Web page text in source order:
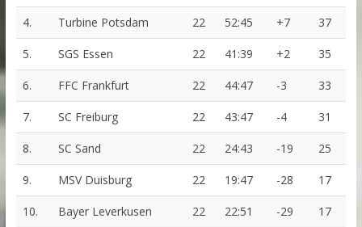
4. Turbine Potsdam 22 52:45 +7 37
5. SGS Essen 22 41:39 +2 35
6. FFC Frankfurt 22 44:47 -3 33
7. SC Freiburg 22 43:47 -4 31
8. SC Sand 22 24:43 -19 25
9. MSV Duisburg 22 19:47 -28 17
10. Bayer Leverkusen 22 22:51 -29 17